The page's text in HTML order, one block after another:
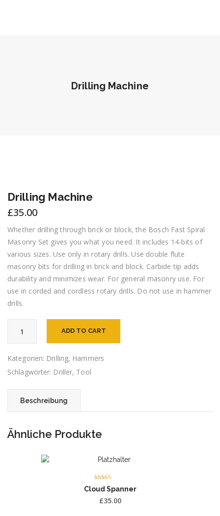
Drilling Machine
Drilling Machine
£35.00
Whether drilling through brick or block, the Bosch Fast Spiral
Masonry Set gives you what you need. It includes 14-bits of
various sizes. Use only in rotary drills. Use double flute
masonry bits for drilling in brick and block. Carbide tip adds
durability and minimizes wear. For general masonry use. For
use in corded and cordless rotary drills. Do not use in hammer
drills.
Machine
ADD TO CART
Kategorien: Drilling, Hammers
Schlagwörter: Driller, Tool
Beschreibung
Ähnliche Produkte
Bewertet
mit
3.75
von 5
Cloud Spanner
£35.00